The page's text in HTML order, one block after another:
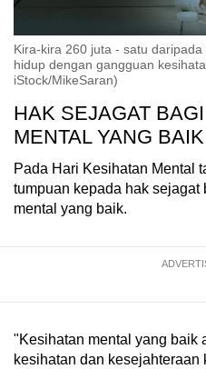
Kira-kira 260 juta - satu
hidup dengan gangguan
iStock/MikeSaran)
HAK SEJAGAT
MENTAL YANG BAIK
Pada Hari Kesihatan Mental
tumpuan kepada hak
mental yang baik.
"Kesihatan mental yang baik
kesihatan dan kesejahteraan